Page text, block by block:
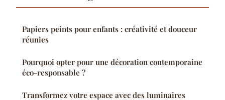
Papiers peints pour enfants : créativité et douceur
réunies
Pourquoi opter pour une décoration contemporaine
éco-responsable ?
Transformez votre espace avec des luminaires